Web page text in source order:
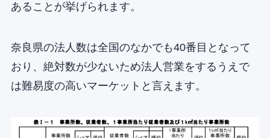
あることが挙げられます。
奈良県の法人数は全国のなかでも40番目となって
おり、絶対数が少ないため法人営業をするうえで
は難易度の高いマーケットと言えます。